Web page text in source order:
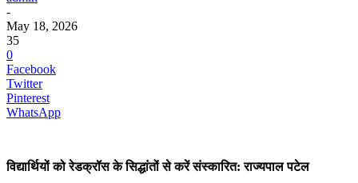
-
May 18, 2026
35
0
Facebook
Twitter
Pinterest
WhatsApp
विद्यार्थियों को रेडक्रॉस के सिद्धांतों से करें संस्कारित: राज्यपाल पटेल